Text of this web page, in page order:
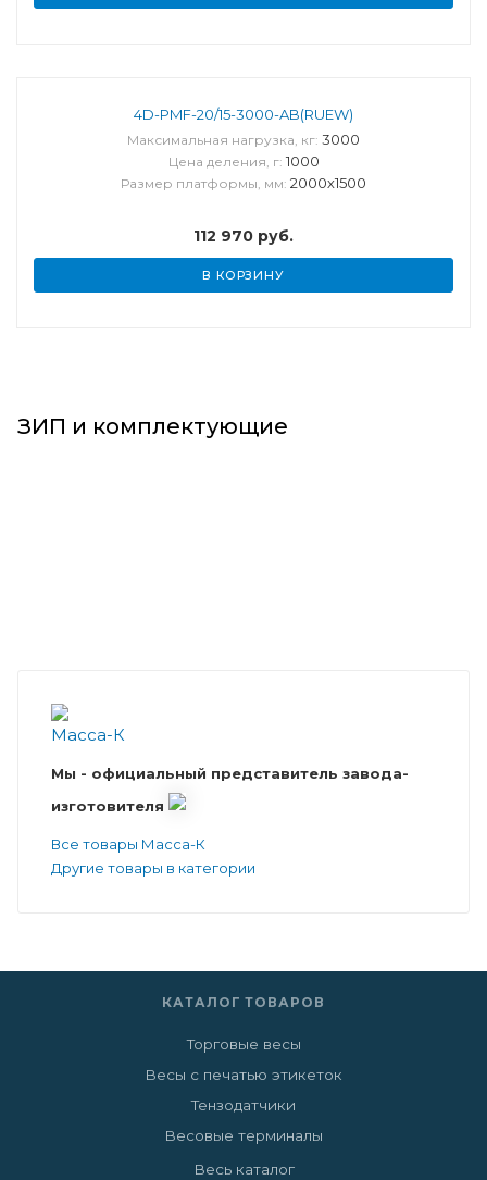
4D-PMF-20/15-3000-AB(RUEW)
Максимальная нагрузка, кг: 3000
Цена деления, г: 1000
Размер платформы, мм: 2000х1500
112 970 руб.
В КОРЗИНУ
ЗИП и комплектующие
Мы - официальный представитель завода-
изготовителя
Все товары Масса-К
Другие товары в категории
КАТАЛОГ ТОВАРОВ
Торговые весы
Весы с печатью этикеток
Тензодатчики
Весовые терминалы
Весь каталог